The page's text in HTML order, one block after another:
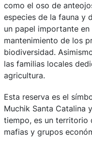
como el oso de
especies de la fauna y
un papel importante
mantenimiento de los
biodiversidad.
las familias locales
agricultura.
Esta reserva es el
Muchik Santa Catalina
tiempo, es un territorio
mafias y grupos